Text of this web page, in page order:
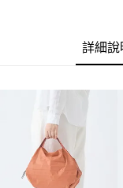
帳／街口支付／iPASS
1.本服務係由「台灣大
用戶於交易時，得透過
買賣價金債權讓與本公
2.基於同意付款使用「
資料（包含姓名、電話
由本公司與您本人進行
3.完整用戶服務條款，
結帳頁面，進行簡訊認
２．訂單成立數日內，
３．收到繳費通知簡訊
※ 請注意：結帳手續完
購買商品的店家。未經
後付繳納相關費用。
※ 交易是否成功請以「
是否繳費成功／繳費後
客戶支援中心」
https://
付款後7-11取貨
每筆NT$100，滿
京站台北店客服中心
請自備購物袋，若需
免運費
詳細說